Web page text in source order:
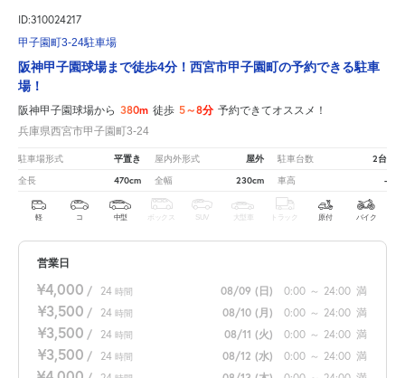
ID:310024217
甲子園町3-24駐車場
阪神甲子園球場まで徒歩4分！西宮市甲子園町の予約できる駐車
場！
阪神甲子園球場から 380m 徒歩 5～8分 予約できてオススメ！
兵庫県西宮市甲子園町3-24
駐車場形式 平置き 屋内外形式 屋外 駐車台数 2台
全長 470cm 全幅 230cm 車高 -
軽 コ 中型 ボックス SUV 大型車 トラック 原付 バイク
営業日
¥4,000 / 24 時間 08/09 (日) 0:00 ～ 24:00 満
¥3,500 / 24 時間 08/10 (月) 0:00 ～ 24:00 満
¥3,500 / 24 時間 08/11 (火) 0:00 ～ 24:00 満
¥3,500 / 24 時間 08/12 (水) 0:00 ～ 24:00 満